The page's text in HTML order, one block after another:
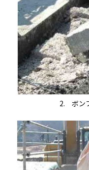
2. ボン